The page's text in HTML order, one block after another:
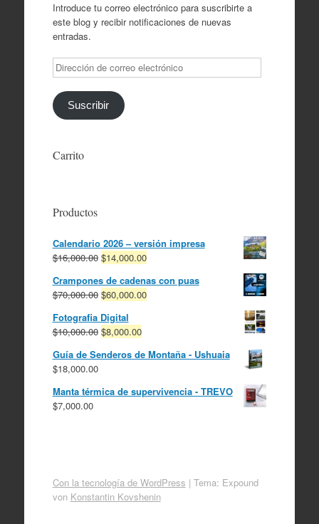
Introduce tu correo electrónico para suscribirte a
este blog y recibir notificaciones de nuevas
entradas.
Dirección
de
correo
electrónico
Suscribir
Carrito
Productos
Calendario 2026 – versión impresa
$16,000.00 El
original
era:
$16,000.00.
$14,000.00El
actual
es:
Crampones de cadenas con puas
$70,000.00 El
original
era:
$70,000.00.
$60,000.00El
$60,000.00.
Fotografia Digital
$10,000.00 El
original
$10,000.00.
$8,000.00El
actual
$8,000.00.
Guía de Senderos de Montaña - Ushuaia
$18,000.00
Manta térmica de supervivencia - TREVO
$7,000.00
Con la tecnología de WordPress | Tema: Expound
von Konstantin Kovshenin